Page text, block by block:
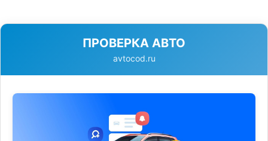
ПРОВЕРКА АВТО
avtocod.ru